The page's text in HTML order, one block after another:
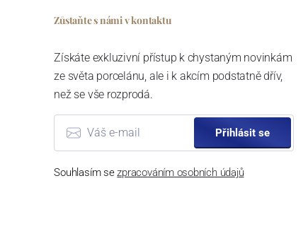
Zůstaňte s námi v kontaktu
Získáte exkluzivní přístup k chystaným novinkám
ze světa porcelánu, ale i k akcím podstatně dřív,
než se vše rozprodá.
Přihlásit se
Souhlasím sezpracováním osobních údajů